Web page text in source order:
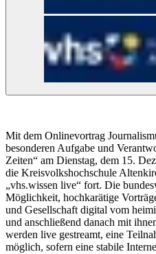
Mit dem Onlinevortrag
besonderen Aufgabe und
Zeiten“ am Dienstag, dem 15.
die Kreisvolkshochschule
„vhs.wissen live“ fort. Die
Möglichkeit, hochkarätige
und Gesellschaft digital vom
und anschließend danach mit
werden live gestreamt, eine
möglich, sofern eine stabile